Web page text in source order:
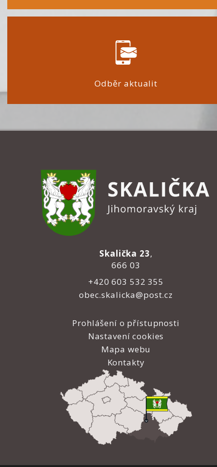
Odběr aktualit
Skalička 23,
666 03
+420 603 532 355
obec.skalicka@post.cz
Prohlášení o přístupnosti
Nastavení cookies
Mapa webu
Kontakty